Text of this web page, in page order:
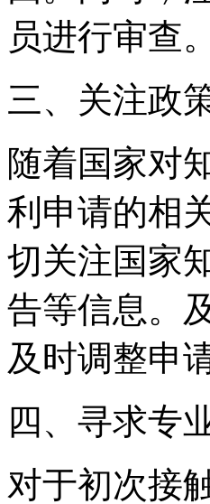
员进行审查。
三、关注政
随着国家对
利申请的相
切关注国家
告等信息。
及时调整申
四、寻求专
对于初次接